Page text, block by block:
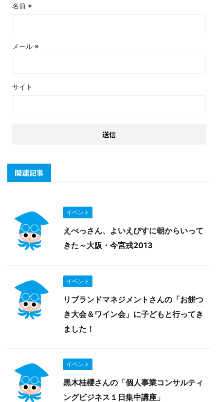
名前 ※
メール ※
サイト
関連記事
イベント
えべっさん、よいえびすに朝からいって
きた～大阪・今宮戎2013
イベント
リブランドマネジメントさんの「お餅つ
き大会＆ワイン会」に子どもと行ってき
ました！
イベント
黒木桂櫻さんの「個人事業コンサルティ
ングビジネス１日集中講座」